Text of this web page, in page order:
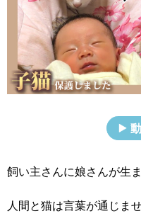
飼い主さんに娘さんが生ま
人間と猫は言葉が通じま